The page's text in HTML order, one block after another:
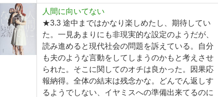
人間に向いてない
★3.3 途中まではかなり楽しめたし、期待してい
た。一見あまりにも非現実的な設定のようだが、
読み進めると現代社会の問題を訴えている。自分
も夫のような言動をしてしまうのかもと考えさせ
られた。そこに関してのオチは良かった。因果応
報納得。全体の結末は残念かな。どんでん返しす
るようでしない、イヤミスへの準備出来てるのに